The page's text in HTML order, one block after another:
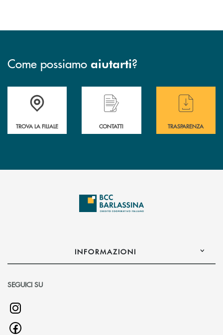
Come possiamo aiutarti?
Accedi all' elenco completo delle filiali di BCC Barlassina.
TROVA LA FILIALE
Hai bisogno di assistenza immediata ?
CONTATTI
Hai bisogno di
TRASPARENZA
INFORMAZIONI
SEGUICI SU